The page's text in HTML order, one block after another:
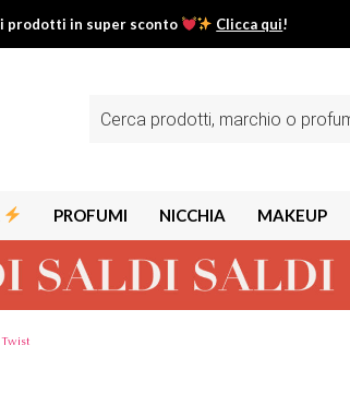
prodotti in super sconto Clicca qui!
nella sezione saldi: il tuo glow estivo inizia da qui.
prodotti
PROFUMI NICCHIA MAKEUP
Twist